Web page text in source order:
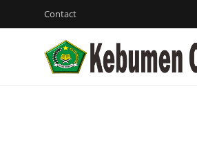
Contact
Login
Register